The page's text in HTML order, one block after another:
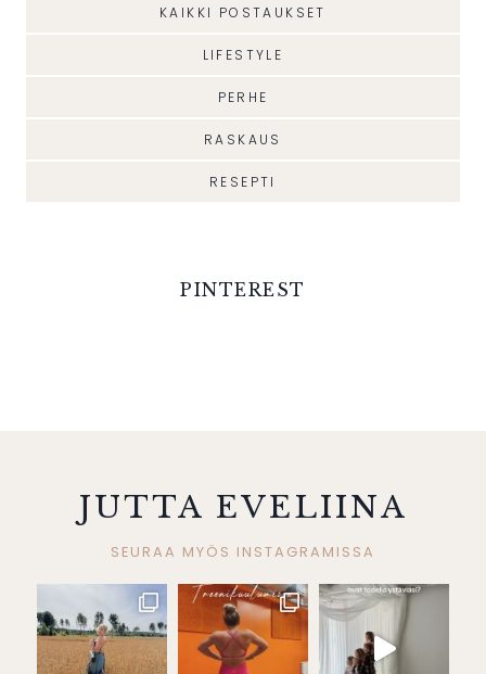
KAIKKI POSTAUKSET
LIFESTYLE
PERHE
RASKAUS
RESEPTI
PINTEREST
JUTTA EVELIINA
SEURAA MYÖS INSTAGRAMISSA